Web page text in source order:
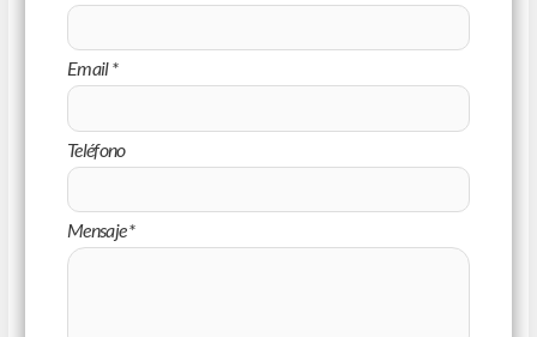
Email*
Teléfono
Mensaje*